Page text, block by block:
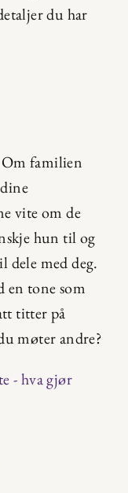
du har
Om familien
vite om de
hun til og
dele med deg.
en tone som
titter på
møter andre?
- hva gjør